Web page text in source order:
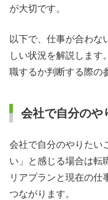
が大切です。
以下で、仕事が合わな
しい状況を解説します
職するか判断する際の
会社で自分のや
会社で自分のやりたい
い」と感じる場合は転
リアプランと現在の仕
つながります。